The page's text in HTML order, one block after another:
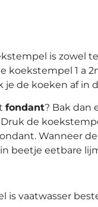
is zowel
koekstempel 1 a
je de koeken af in
fondant? Bak dan
de
Wanneer
beetje eetbare
is vaatwasser